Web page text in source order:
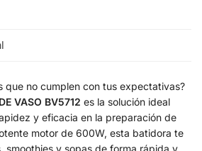
que no cumplen con tus expectativas?
VASO BV5712 es la solución ideal
y eficacia en la preparación de
motor de 600W, esta batidora te
smoothies y sopas de forma rápida y